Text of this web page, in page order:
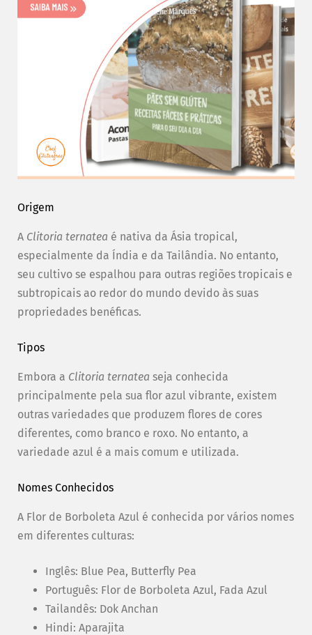
Origem
A Clitoria ternatea é nativa da Ásia tropical,
especialmente da Índia e da Tailândia. No entanto,
seu cultivo se espalhou para outras regiões tropicais e
subtropicais ao redor do mundo devido às suas
propriedades benéficas.
Tipos
Embora a Clitoria ternatea seja conhecida
principalmente pela sua flor azul vibrante, existem
outras variedades que produzem flores de cores
diferentes, como branco e roxo. No entanto, a
variedade azul é a mais comum e utilizada.
Nomes Conhecidos
A Flor de Borboleta Azul é conhecida por vários nomes
em diferentes culturas:
Inglês: Blue Pea, Butterfly Pea
Português: Flor de Borboleta Azul, Fada Azul
Tailandês: Dok Anchan
Hindi: Aparajita